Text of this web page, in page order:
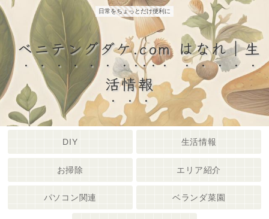
日常をちょっとだけ便利に
ベニテングダケ.com はなれ｜生
活情報
DIY 生活情報
お掃除 エリア紹介
パソコン関連 ベランダ菜園